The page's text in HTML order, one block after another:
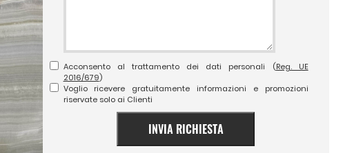
Acconsento al trattamento dei dati personali (Reg. UE
2016/679)
Voglio ricevere gratuitamente informazioni e promozioni
riservate solo ai Clienti
INVIA RICHIESTA